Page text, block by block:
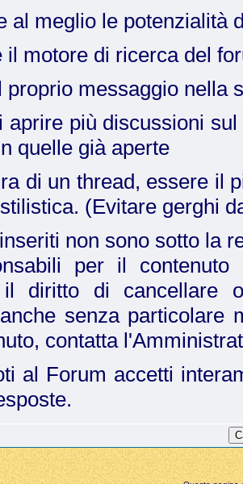
al meglio le potenzialità
il motore di ricerca del
proprio messaggio nella
aprire più discussioni
quelle già aperte
di un thread, essere il
(Evitare gerghi
non sono sotto la
per il
il diritto di cancellare
senza particolare
contatta
al Forum accetti